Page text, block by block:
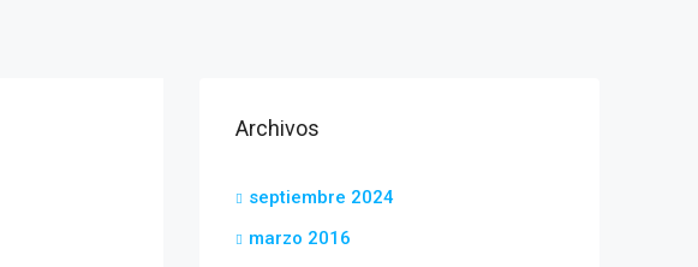
Archivos
septiembre 2024
marzo 2016